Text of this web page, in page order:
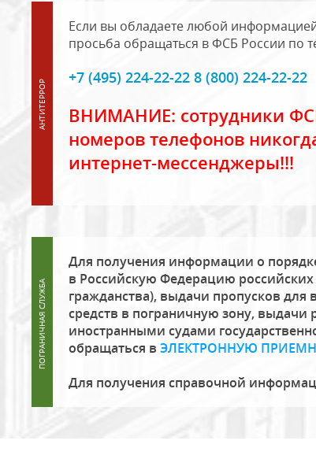
Если вы обладаете любой
просьба обращаться в ФСБ России по
+7 (495) 224-22-22 8 (800) 224-22-22
ВНИМАНИЕ: сотрудники
номеров телефонов
интернет-мессенджеры!!!
Для получения информации о
в Российскую Федерацию
гражданства), выдачи пропусков для
средств в пограничную зону, выдачи
иностранными судами
обращаться в ЭЛЕКТРОННУЮ
Для получения справочной